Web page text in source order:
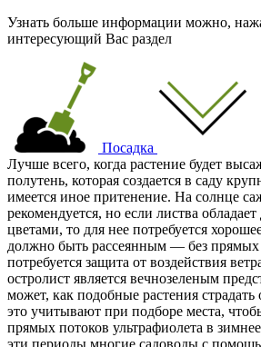
Узнать больше информации можно,
интересующий Вас раздел
Посадка
Лучше всего, когда растение будет
полутень, которая создается в саду
имеется иное притенение. На солнце
рекомендуется, но если листва
цветами, то для нее потребуется
должно быть рассеянным — без
потребуется защита от воздействия
остролист является вечнозеленым
может, как подобные растения страдать
это учитывают при подборе места,
прямых потоков ультрафиолета в
эти периоды многие садоводы с